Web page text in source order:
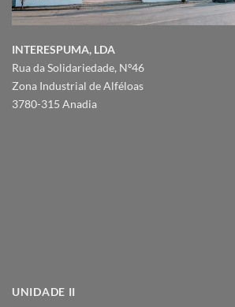
INTERESPUMA, LDA
Rua da Solidariedade, Nº46
Zona Industrial de Alféloas
3780-315 Anadia
UNIDADE II